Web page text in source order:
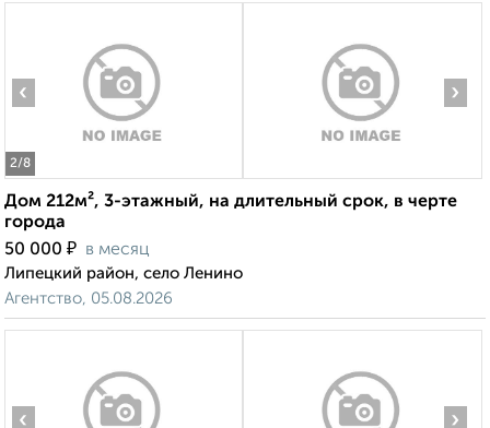
2/8
‹ ›
Дом 212м², 3-этажный, на длительный срок, в черте
города
50 000 ₽ в месяц
Липецкий район, село Ленино
Агентство, 05.08.2026
‹ ›